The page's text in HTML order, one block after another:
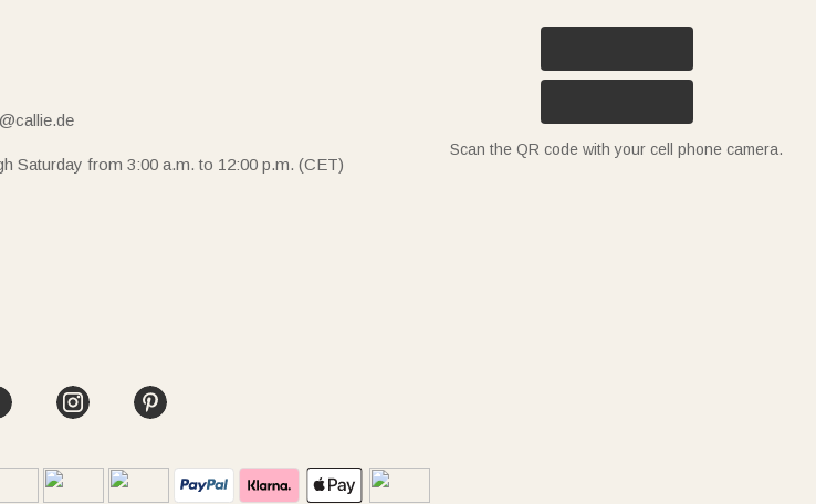
Saturday from 3:00 a.m. to 12:00 p.m. (CET)
Scan the QR code with your cell phone camera.